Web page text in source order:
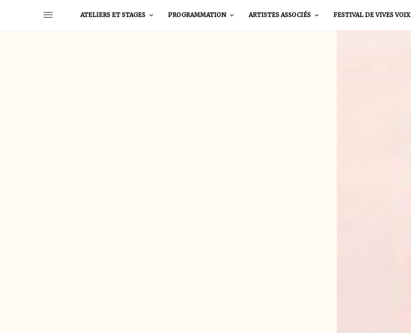
ATELIERS ET STAGES PROGRAMMATION ARTISTES ASSOCIÉS FESTIVAL DE VIVES VOIX